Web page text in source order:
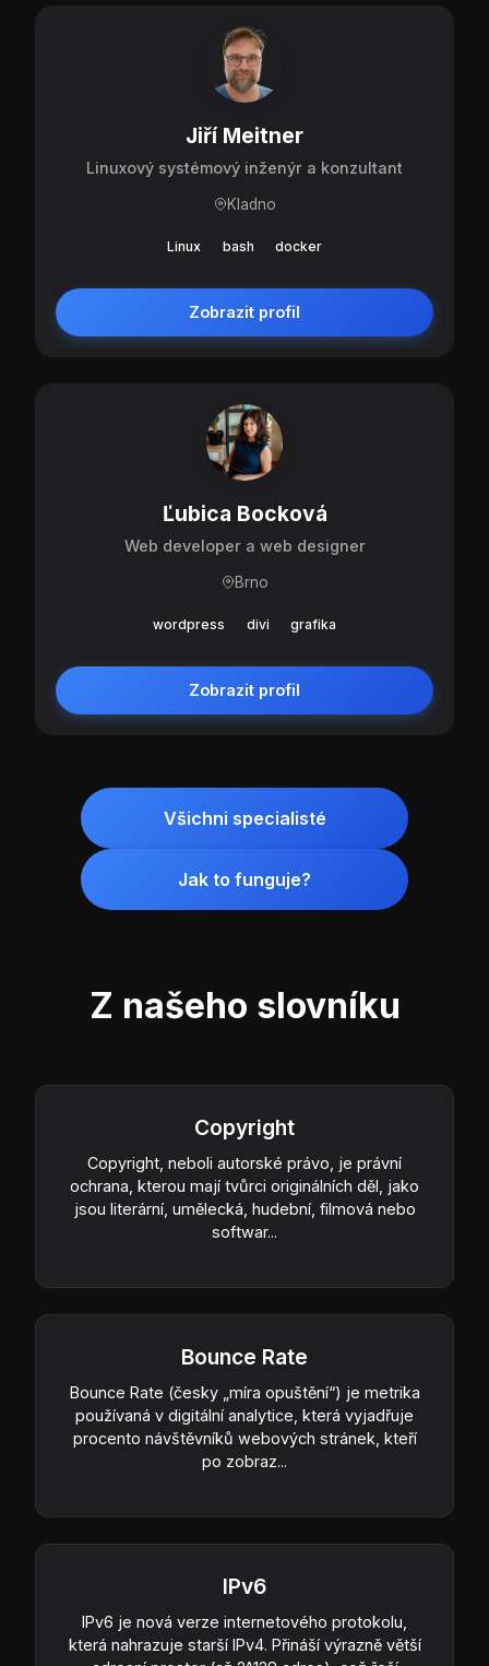
Jiří Meitner
Linuxový systémový inženýr a konzultant
Kladno
Linux bash docker
Zobrazit profil
Ľubica Bocková
Web developer a web designer
Brno
wordpress divi grafika
Zobrazit profil
Všichni specialisté
Jak to funguje?
Z našeho slovníku
Copyright
Copyright, neboli autorské právo, je právní
ochrana, kterou mají tvůrci originálních děl, jako
jsou literární, umělecká, hudební, filmová nebo
softwar...
Bounce Rate
Bounce Rate (česky „míra opuštění“) je metrika
používaná v digitální analytice, která vyjadřuje
procento návštěvníků webových stránek, kteří
po zobraz...
IPv6
IPv6 je nová verze internetového protokolu,
která nahrazuje starší IPv4. Přináší výrazně větší